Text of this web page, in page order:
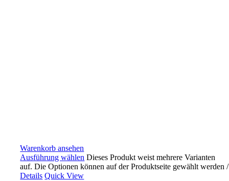
Warenkorb ansehen
Ausführung wählen Dieses Produkt weist mehrere Varianten
auf. Die Optionen können auf der Produktseite gewählt werden/
Details Quick View